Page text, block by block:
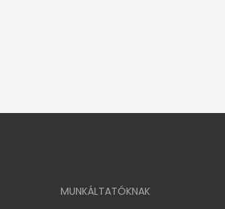
MUNKÁLTATÓKNAK